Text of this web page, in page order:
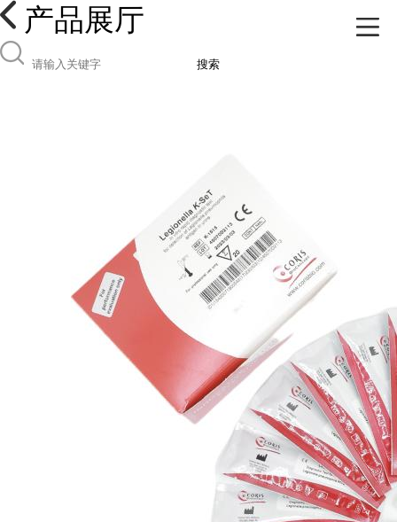
产品展厅
搜索